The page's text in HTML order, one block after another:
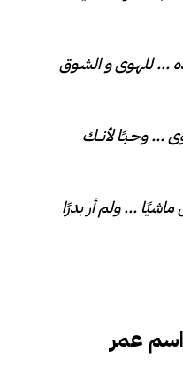
… للهـوى و الشـوق
… وحـبـًا لأنــك
ماشيًا … ولم أر بدرًا
عمر